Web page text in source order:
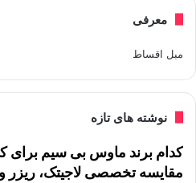
معرفی
مبل اقساط
نوشته های تازه
کدام برند ماوس بی سیم برای
مقایسه تخصصی لاجیتک، ریزر و